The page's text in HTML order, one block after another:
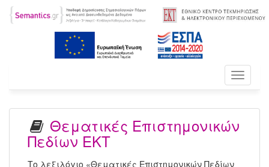
Toggle
Θεματικές Επιστημονικών
Πεδίων ΕΚΤ
Το λεξιλόγιο «Θεματικές Επιστημονικών Πεδίων